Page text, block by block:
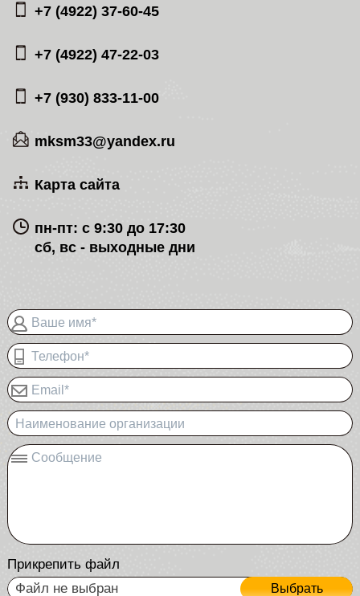
+7 (4922) 37-60-45
+7 (4922) 47-22-03
+7 (930) 833-11-00
mksm33@yandex.ru
Карта сайта
пн-пт: с 9:30 до 17:30
сб, вс - выходные дни
Ваше имя*
Телефон*
Email*
Наименование организации
Сообщение
Прикрепить файл
Выбрать
Файл не выбран